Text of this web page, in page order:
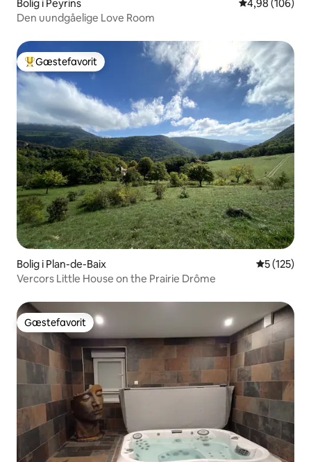
Bolig i Peyrins 4,98 ud af 5 i
4,98 (106)
Den uundgåelige Love Room
Bedste gæstefavorit
Gæstefavorit
Bolig i Plan-de-Baix 5 ud af 5 i
5 (125)
Vercors Little House on the Prairie Drôme
Gæstefavorit
Gæstefavorit